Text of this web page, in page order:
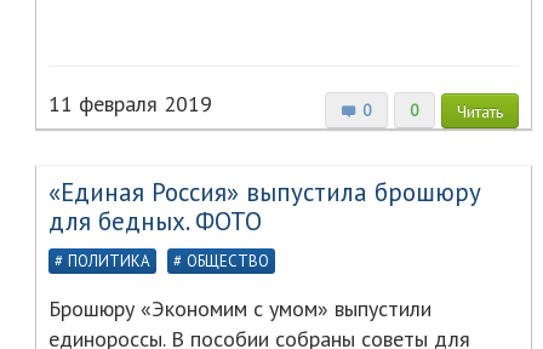
0 0 Читать
11 февраля 2019
«Единая Россия» выпустила брошюру
для бедных. ФОТО
ПОЛИТИКА ОБЩЕСТВО
Брошюру «Экономим с умом» выпустили
единороссы. В пособии собраны советы для